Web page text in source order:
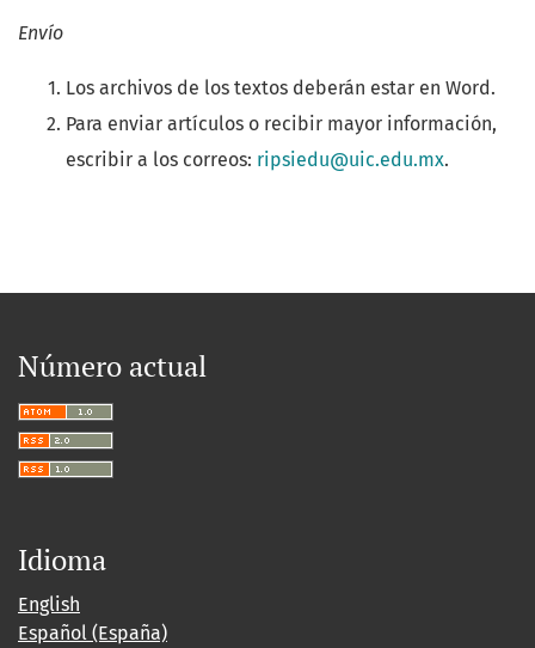
Envío
Los archivos de los textos deberán estar en Word.
Para enviar artículos o recibir mayor información,
escribir a los correos: ripsiedu@uic.edu.mx.
Número actual
Idioma
English
Español (España)